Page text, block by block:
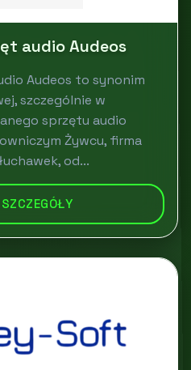
audio Audeos
Audeos to synonim
szczególnie w
sprzętu audio
Żywcu, firma
od...